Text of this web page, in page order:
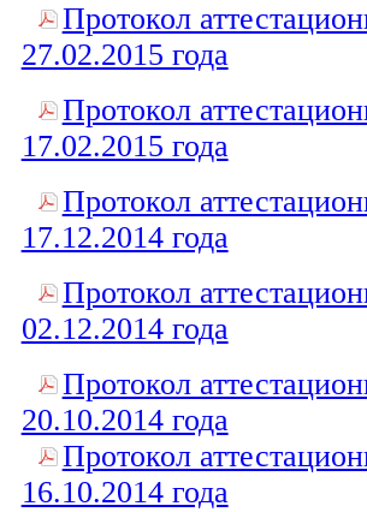
Протокол
27.02.2015 года
Протокол
17.02.2015 года
Протокол
17.12.2014 года
Протокол
02.12.2014 года
Протокол
20.10.2014 года
Протокол
16.10.2014 года